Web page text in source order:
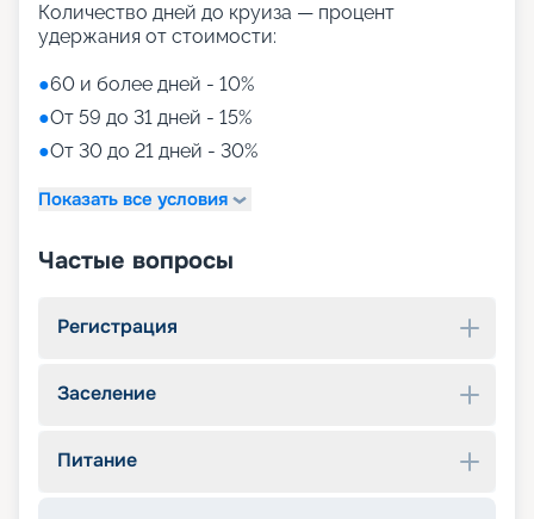
Количество дней до круиза — процент
удержания от стоимости:
●60 и более дней - 10%
●От 59 до 31 дней - 15%
●От 30 до 21 дней - 30%
Показать все условия
Частые вопросы
Регистрация
Заселение
Питание